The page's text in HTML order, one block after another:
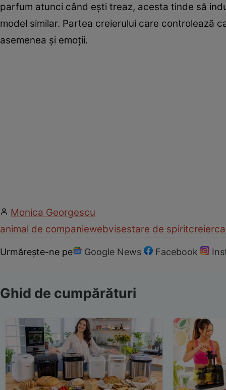
parfum atunci când eşti treaz, acesta tinde să
model similar. Partea creierului care controlează
asemenea şi emoţii.
Monica Georgescu
animal de companiewebvisestare de spiritcreier
Urmărește-ne pe Google News Facebook
Ghid de cumpărături